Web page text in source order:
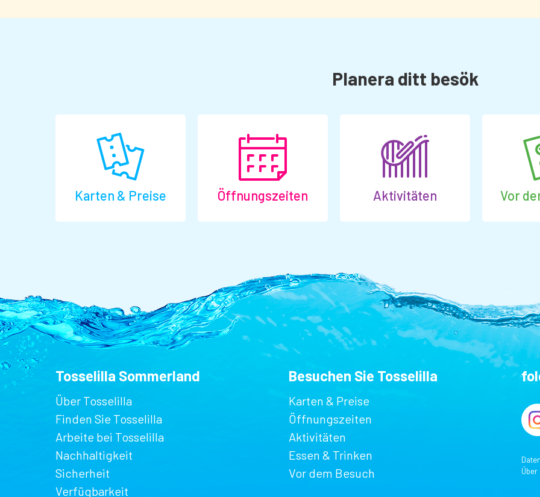
Planera ditt besök
Karten & Preise Öffnungszeiten Aktivitäten Vor
Tosselilla Sommerland
Über Tosselilla
Finden Sie Tosselilla
Arbeite bei Tosselilla
Nachhaltigkeit
Sicherheit
Verfügbarkeit
Besuchen Sie Tosselilla
Karten & Preise
Öffnungszeiten
Aktivitäten
Essen & Trinken
Vor dem Besuch
Über